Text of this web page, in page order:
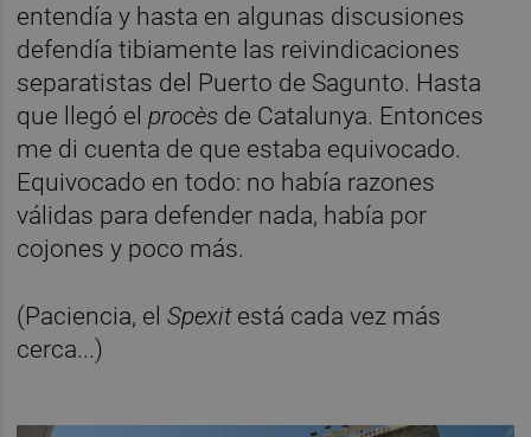
entendía y hasta en algunas discusiones
defendía tibiamente las reivindicaciones
separatistas del Puerto de Sagunto. Hasta
que llegó elprocès de Catalunya. Entonces
me di cuenta de que estaba equivocado.
Equivocado en todo: no había razones
válidas para defender nada, había por
cojones y poco más.
(Paciencia, elSpexitestá cada vez más
cerca...)